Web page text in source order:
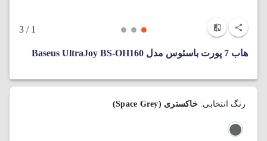
1
/ 3
هاب 7 پورت باسئوس مدل Baseus UltraJoy BS-OH160
رنگ انتخابی:خاکستری (Space Grey)